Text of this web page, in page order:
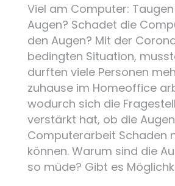
Viel am Computer:
Augen? Schadet die
den Augen? Mit der
bedingten Situation,
durften viele Personen
zuhause im Homeoffice
wodurch sich die
verstärkt hat, ob die
Computerarbeit Schaden
können. Warum sind die
so müde? Gibt es